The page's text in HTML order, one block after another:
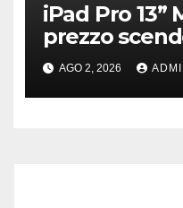
iPad Pro 13”
prezzo
Amazon
AGO 2, 2026